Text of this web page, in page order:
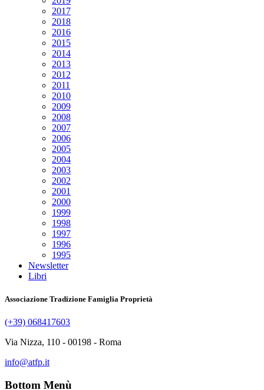
2017
2018
2016
2015
2014
2013
2012
2011
2010
2009
2008
2007
2006
2005
2004
2003
2002
2001
2000
1999
1998
1997
1996
1995
Newsletter
Libri
Associazione Tradizione Famiglia Proprietà
(+39) 068417603
Via Nizza, 110 - 00198 - Roma
info@atfp.it
Bottom Menù